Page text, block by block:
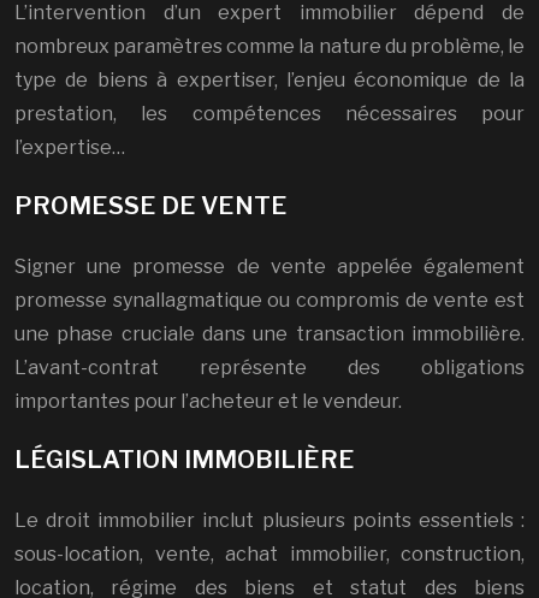
L’intervention d’un expert immobilier dépend de
nombreux paramètres comme la nature du problème, le
type de biens à expertiser, l’enjeu économique de la
prestation, les compétences nécessaires pour
l’expertise…
PROMESSE DE VENTE
Signer une promesse de vente appelée également
promesse synallagmatique ou compromis de vente est
une phase cruciale dans une transaction immobilière.
L’avant-contrat représente des obligations
importantes pour l’acheteur et le vendeur.
LÉGISLATION IMMOBILIÈRE
Le droit immobilier inclut plusieurs points essentiels :
sous-location, vente, achat immobilier, construction,
location, régime des biens et statut des biens